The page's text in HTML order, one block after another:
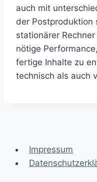
auch mit
der Postproduktion
stationärer
nötige
fertige Inhalte zu
technisch als auch
Impressum